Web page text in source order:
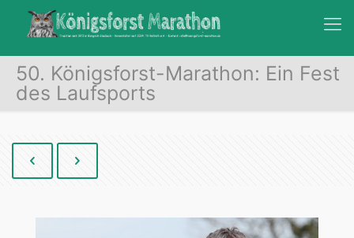
50. Königsforst-Marathon: Ein Fest
des Laufsports